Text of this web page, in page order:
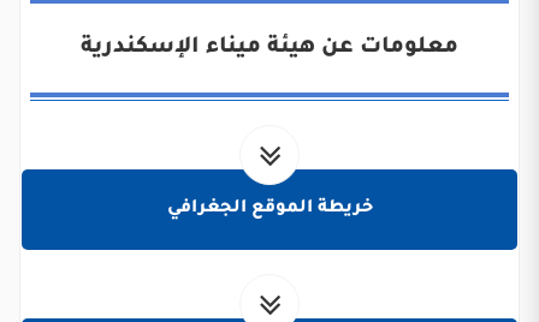
معلومات عن هيئة ميناء الإسكندرية
خريطة الموقع الجغرافي